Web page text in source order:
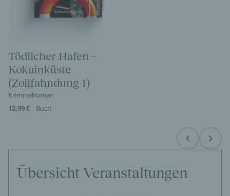
Tödlicher Hafen –
Kokainküste
(Zollfahndung 1)
Kriminalroman
12,99 €
Buch
Before Next
Übersicht Veranstaltungen